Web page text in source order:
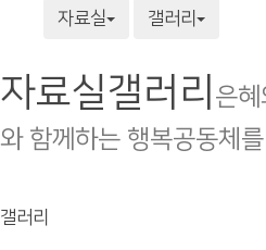
자료실
갤러리
자료실갤러리 은
와 함께하는 행복공동체
갤러리